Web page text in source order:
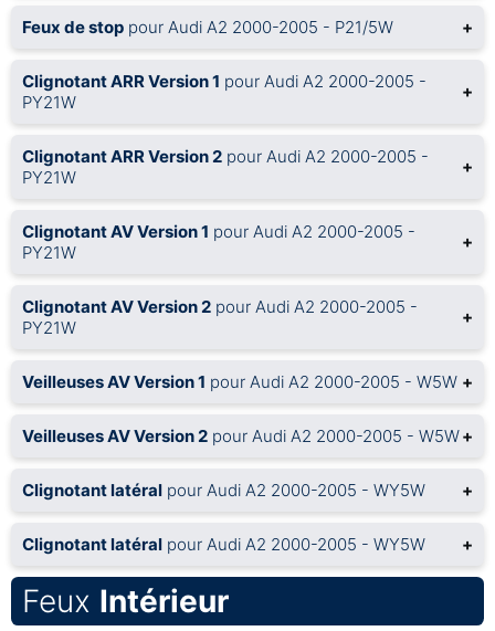
Feux de stop pour Audi A2 2000-2005 - P21/5W +
Clignotant ARR Version 1 pour Audi A2 2000-2005 -
PY21W
+
Clignotant ARR Version 2 pour Audi A2 2000-2005 -
PY21W
+
Clignotant AV Version 1 pour Audi A2 2000-2005 -
PY21W
+
Clignotant AV Version 2 pour Audi A2 2000-2005 -
PY21W
+
Veilleuses AV Version 1 pour Audi A2 2000-2005 - W5W +
Veilleuses AV Version 2 pour Audi A2 2000-2005 - W5W+
Clignotant latéral pour Audi A2 2000-2005 - WY5W +
Clignotant latéral pour Audi A2 2000-2005 - WY5W +
Feux Intérieur